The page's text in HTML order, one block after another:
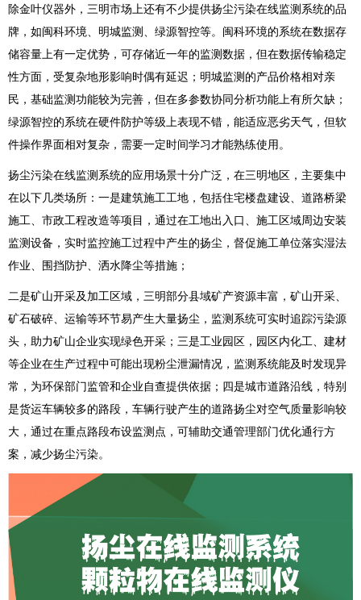
除金叶仪器外，三明市场上还有不少提供扬尘污染在线监测系统的品
牌，如闽科环境、明城监测、绿源智控等。闽科环境的系统在数据存
储容量上有一定优势，可存储近一年的监测数据，但在数据传输稳定
性方面，受复杂地形影响时偶有延迟；明城监测的产品价格相对亲
民，基础监测功能较为完善，但在多参数协同分析功能上有所欠缺；
绿源智控的系统在硬件防护等级上表现不错，能适应恶劣天气，但软
件操作界面相对复杂，需要一定时间学习才能熟练使用。
扬尘污染在线监测系统的应用场景十分广泛，在三明地区，主要集中
在以下几类场所：一是建筑施工工地，包括住宅楼盘建设、道路桥梁
施工、市政工程改造等项目，通过在工地出入口、施工区域周边安装
监测设备，实时监控施工过程中产生的扬尘，督促施工单位落实湿法
作业、围挡防护、洒水降尘等措施；
二是矿山开采及加工区域，三明部分县域矿产资源丰富，矿山开采、
矿石破碎、运输等环节易产生大量扬尘，监测系统可实时追踪污染源
头，助力矿山企业实现绿色开采；三是工业园区，园区内化工、建材
等企业在生产过程中可能出现粉尘泄漏情况，监测系统能及时发现异
常，为环保部门监管和企业自查提供依据；四是城市道路沿线，特别
是货运车辆较多的路段，车辆行驶产生的道路扬尘对空气质量影响较
大，通过在重点路段布设监测点，可辅助交通管理部门优化通行方
案，减少扬尘污染。